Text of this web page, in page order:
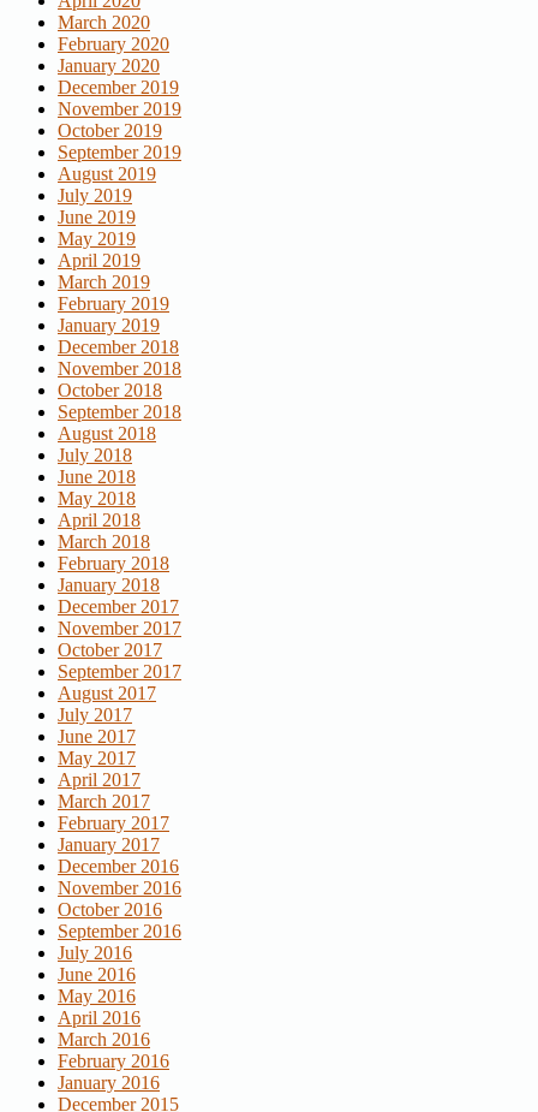
March 2020
February 2020
January 2020
December 2019
November 2019
October 2019
September 2019
August 2019
July 2019
June 2019
May 2019
April 2019
March 2019
February 2019
January 2019
December 2018
November 2018
October 2018
September 2018
August 2018
July 2018
June 2018
May 2018
April 2018
March 2018
February 2018
January 2018
December 2017
November 2017
October 2017
September 2017
August 2017
July 2017
June 2017
May 2017
April 2017
March 2017
February 2017
January 2017
December 2016
November 2016
October 2016
September 2016
July 2016
June 2016
May 2016
April 2016
March 2016
February 2016
January 2016
December 2015